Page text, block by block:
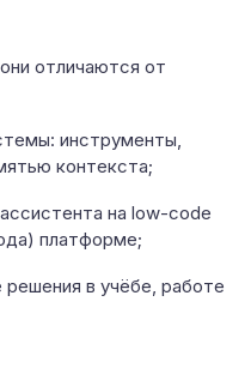
отличаются от
инструменты,
контекста;
на low-code
платформе;
в учёбе, работе